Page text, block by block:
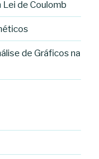
Lei de Coulomb
de Gráficos na